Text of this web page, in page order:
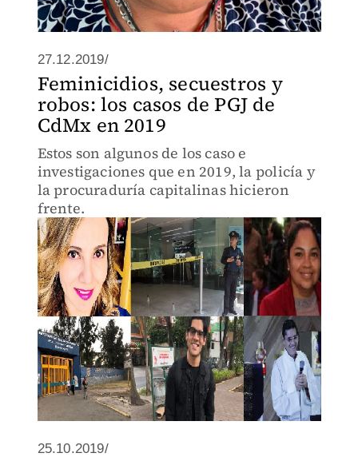
27.12.2019/
Feminicidios, secuestros y
robos: los casos de PGJ de
CdMx en 2019
Estos son algunos de los caso e
investigaciones que en 2019, la policía y
la procuraduría capitalinas hicieron
frente.
25.10.2019/